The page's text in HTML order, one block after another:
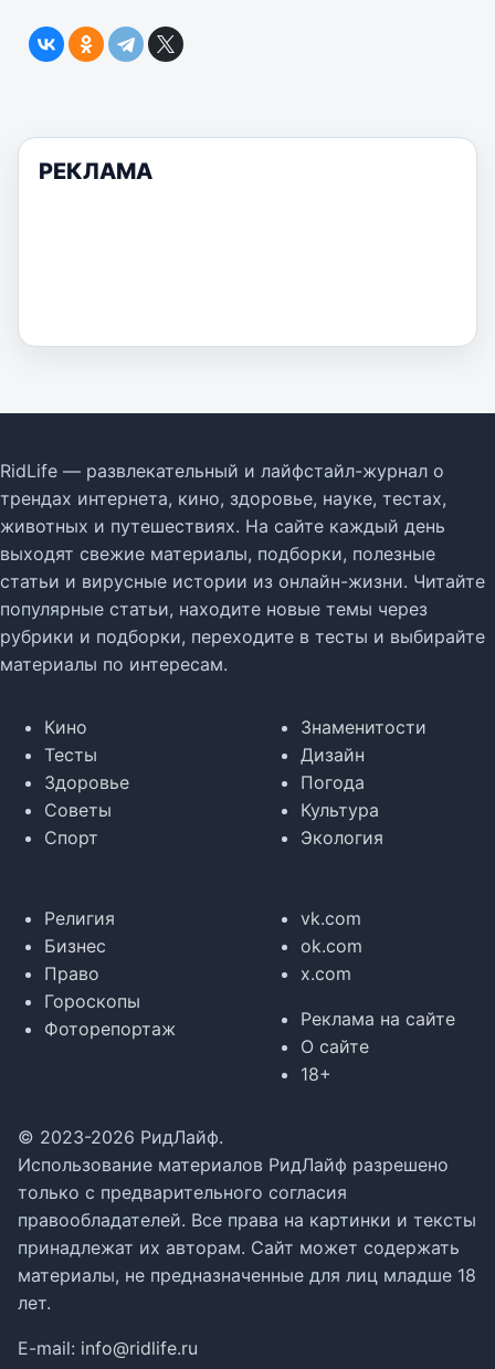
РЕКЛАМА
RidLife — развлекательный и лайфстайл-журнал о
трендах интернета, кино, здоровье, науке, тестах,
животных и путешествиях. На сайте каждый день
выходят свежие материалы, подборки, полезные
статьи и вирусные истории из онлайн-жизни. Читайте
популярные статьи, находите новые темы через
рубрики и подборки, переходите в тесты и выбирайте
материалы по интересам.
Кино
Тесты
Здоровье
Советы
Спорт
Знаменитости
Дизайн
Погода
Культура
Экология
Религия
Бизнес
Право
Гороскопы
Фоторепортаж
vk.com
ok.com
x.com
Реклама на сайте
О сайте
18+
© 2023-2026 РидЛайф.
Использование материалов РидЛайф разрешено
только с предварительного согласия
правообладателей. Все права на картинки и тексты
принадлежат их авторам. Сайт может содержать
материалы, не предназначенные для лиц младше 18
лет.
E-mail: info@ridlife.ru